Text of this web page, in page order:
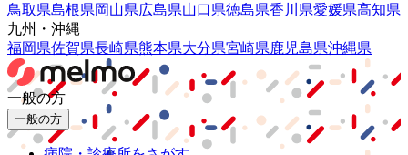
鳥取県島根県岡山県広島県山口県徳島県香川県愛媛県高知県
九州・沖縄
福岡県佐賀県長崎県熊本県大分県宮崎県鹿児島県沖縄県
一般の方
一般の方